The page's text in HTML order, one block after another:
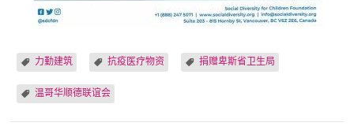
力勤建筑 抗疫医疗物资 捐赠卑斯省卫生局
温哥华顺德联谊会